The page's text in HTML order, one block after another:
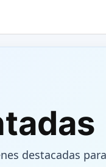
destacadas